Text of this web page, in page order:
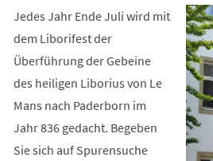
Jedes Jahr Ende Juli wird mit
dem Liborifest der
Überführung der Gebeine
des heiligen Liborius von Le
Mans nach Paderborn im
Jahr 836 gedacht. Begeben
Sie sich auf Spurensuche